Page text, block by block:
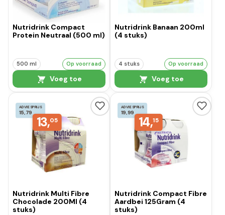
Nutridrink Compact
Protein Neutraal (500 ml)
500 ml Op voorraad
Voeg toe
Nutridrink Banaan 200ml
(4 stuks)
4 stuks Op voorraad
Voeg toe
ADVIESPRIJS
15,79
13,05
Nutridrink Multi Fibre
Chocolade 200Ml (4
stuks)
ADVIESPRIJS
19,99
14,15
Nutridrink Compact Fibre
Aardbei 125Gram (4
stuks)